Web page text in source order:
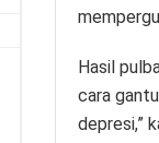
Hasil
cara
depresi,”